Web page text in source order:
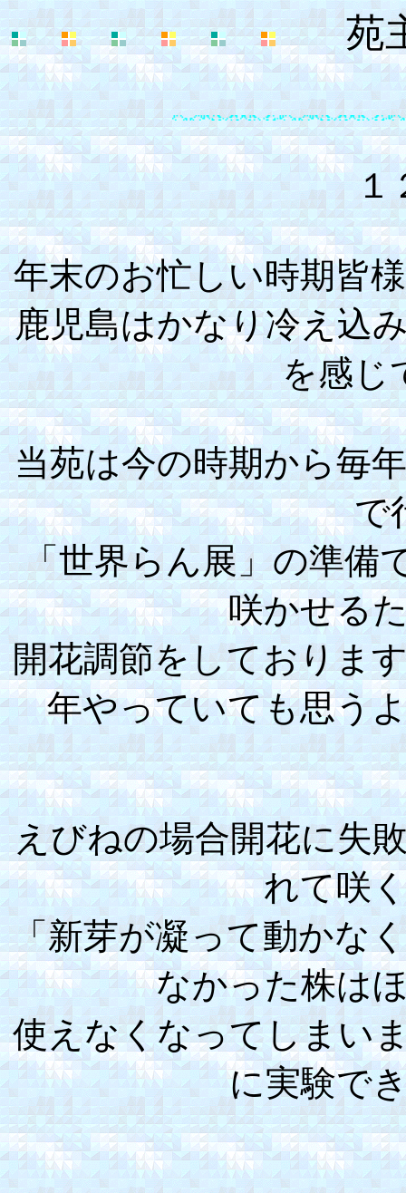
苑
１
年末のお忙しい時期皆
鹿児島はかなり冷え込
を感じ
当苑は今の時期から毎
で
「世界らん展」の準備
咲かせる
開花調節をしておりま
年やっていても思う
えびねの場合開花に失
れて咲
「新芽が凝って動かな
なかった株は
使えなくなってしまい
に実験で